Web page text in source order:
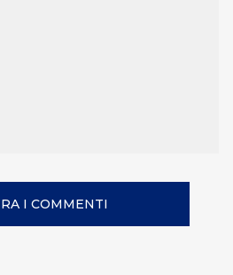
I COMMENTI